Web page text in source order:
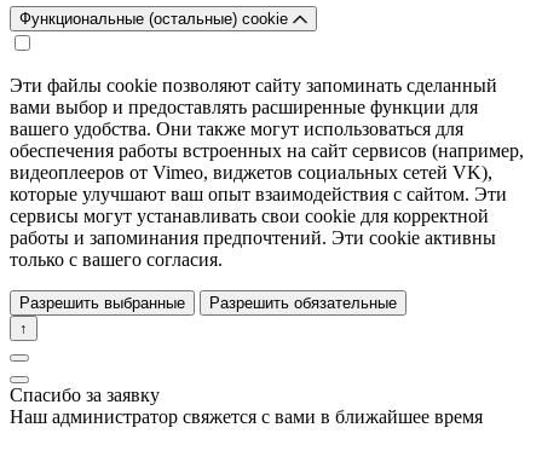
Функциональные (остальные) cookie
Эти файлы cookie позволяют сайту запоминать сделанный
вами выбор и предоставлять расширенные функции для
вашего удобства. Они также могут использоваться для
обеспечения работы встроенных на сайт сервисов (например,
видеоплееров от Vimeo, виджетов социальных сетей VK),
которые улучшают ваш опыт взаимодействия с сайтом. Эти
сервисы могут устанавливать свои cookie для корректной
работы и запоминания предпочтений. Эти cookie активны
только с вашего согласия.
Разрешить выбранные
Разрешить обязательные
↑
Спасибо за заявку
Наш администратор свяжется с вами в ближайшее время